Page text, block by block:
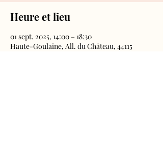
Heure et lieu
01 sept. 2025, 14:00 – 18:30
Haute-Goulaine, All. du Château, 44115